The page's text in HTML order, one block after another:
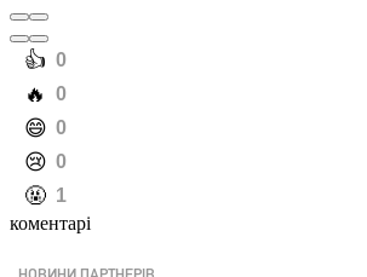
️👍 0
️🔥 0
️😄 0
️😢 0
️🤬 1
коментарі